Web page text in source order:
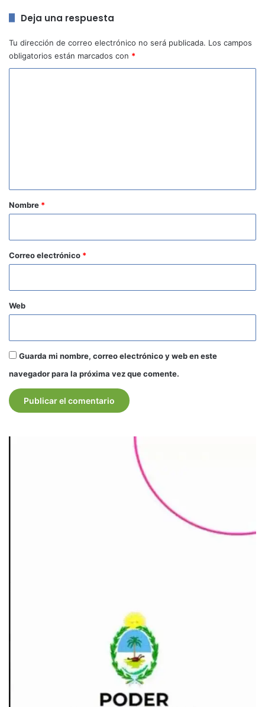
Deja una respuesta
Tu dirección de correo electrónico no será publicada. Los campos
obligatorios están marcados con *
r
*
Nombre *
Correo electrónico *
Web
Guarda mi nombre, correo electrónico y web en este
navegador para la próxima vez que comente.